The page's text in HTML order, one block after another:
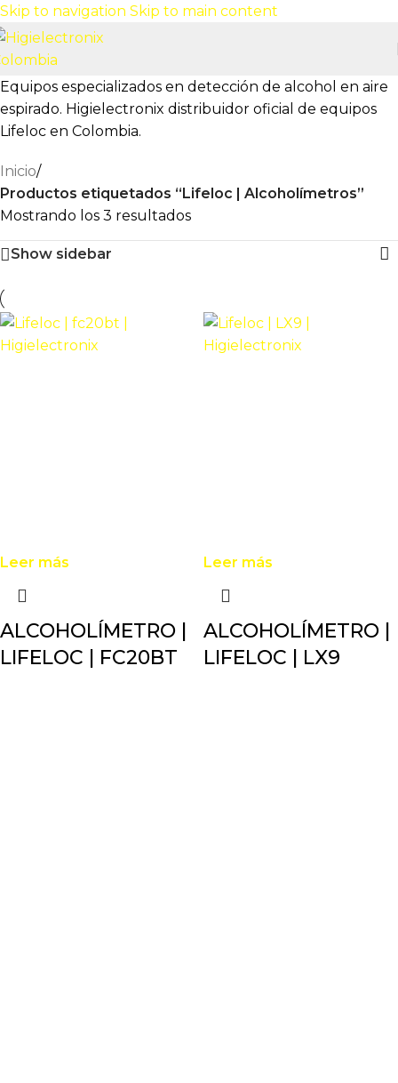
Skip to navigation Skip to main content
Equipos especializados en detección de alcohol en aire
espirado. Higielectronix distribuidor oficial de equipos
Lifeloc en Colombia.
Inicio/
Productos etiquetados “Lifeloc | Alcoholímetros”
Mostrando los 3 resultados
Show sidebar
Leer más
ALCOHOLÍMETRO |
LIFELOC | FC20BT
Leer más
ALCOHOLÍMETRO |
LIFELOC | LX9